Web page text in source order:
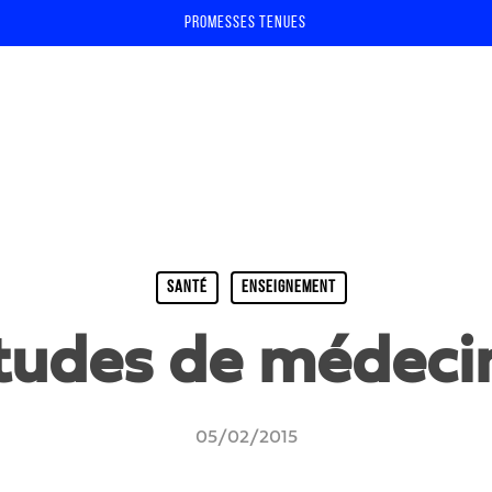
Promesses tenues
SANTÉ ENSEIGNEMENT
de
05/02/2015